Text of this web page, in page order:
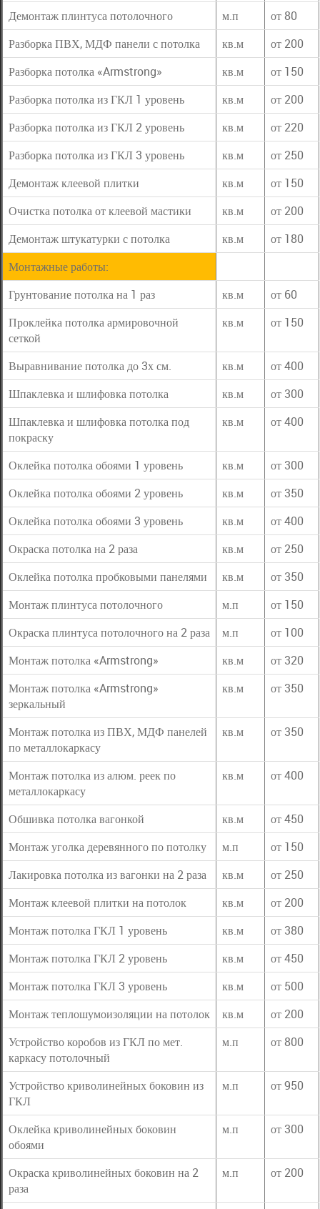
Демонтаж плинтуса потолочного
м.п
от 80
Разборка ПВХ, МДФ панели с потолка
кв.м
от 200
Разборка потолка «Armstrong»
кв.м
от 150
Разборка потолка из ГКЛ 1 уровень
кв.м
от 200
Разборка потолка из ГКЛ 2 уровень
кв.м
от 220
Разборка потолка из ГКЛ 3 уровень
кв.м
от 250
Демонтаж клеевой плитки
кв.м
от 150
Очистка потолка от клеевой мастики
кв.м
от 200
Демонтаж штукатурки с потолка
кв.м
от 180
Монтажные работы:
Грунтование потолка на 1 раз
кв.м
от 60
Проклейка потолка армировочной
сеткой
кв.м от 150
Выравнивание потолка до 3х см. кв.м
от 400
Шпаклевка и шлифовка потолка
кв.м
от 300
Шпаклевка и шлифовка потолка под
покраску
кв.м от 400
Оклейка потолка обоями 1 уровень кв.м
от 300
Оклейка потолка обоями 2 уровень
кв.м
от 350
Оклейка потолка обоями 3 уровень
кв.м
от 400
Окраска потолка на 2 раза
кв.м
от 250
Оклейка потолка пробковыми панелями
кв.м
от 350
Монтаж плинтуса потолочного
м.п
от 150
Окраска плинтуса потолочного на 2 раза
м.п
от 100
Монтаж потолка «Armstrong»
кв.м
от 320
Монтаж потолка «Armstrong»
зеркальный
кв.м от 350
Монтаж потолка из ПВХ, МДФ панелей
по металлокаркасу
кв.м от 350
Монтаж потолка из алюм. реек по
металлокаркасу
кв.м от 400
Обшивка потолка вагонкой кв.м
от 450
Монтаж уголка деревянного по потолку
м.п
от 150
Лакировка потолка из вагонки на 2 раза
кв.м
от 250
Монтаж клеевой плитки на потолок
кв.м
от 200
Монтаж потолка ГКЛ 1 уровень
кв.м
от 380
Монтаж потолка ГКЛ 2 уровень
кв.м
от 450
Монтаж потолка ГКЛ 3 уровень
кв.м
от 500
Монтаж теплошумоизоляции на потолок
кв.м
от 200
Устройство коробов из ГКЛ по мет.
каркасу потолочный
м.п от 800
Устройство криволинейных боковин из
ГКЛ
м.п от 950
Оклейка криволинейных боковин
обоями
м.п от 300
Окраска криволинейных боковин на 2
раза
м.п от 200